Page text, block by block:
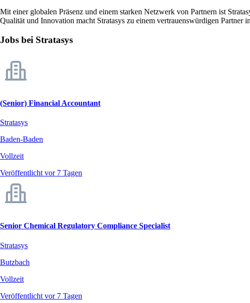
Mit einer globalen Präsenz und einem starken Netzwerk von Partnern ist
Qualität und Innovation macht Stratasys zu einem vertrauenswürdigen Partner
Jobs bei Stratasys
(Senior) Financial Accountant
Stratasys
Baden-Baden
Vollzeit
Veröffentlicht vor 7 Tagen
Senior Chemical Regulatory Compliance Specialist
Stratasys
Butzbach
Vollzeit
Veröffentlicht vor 7 Tagen